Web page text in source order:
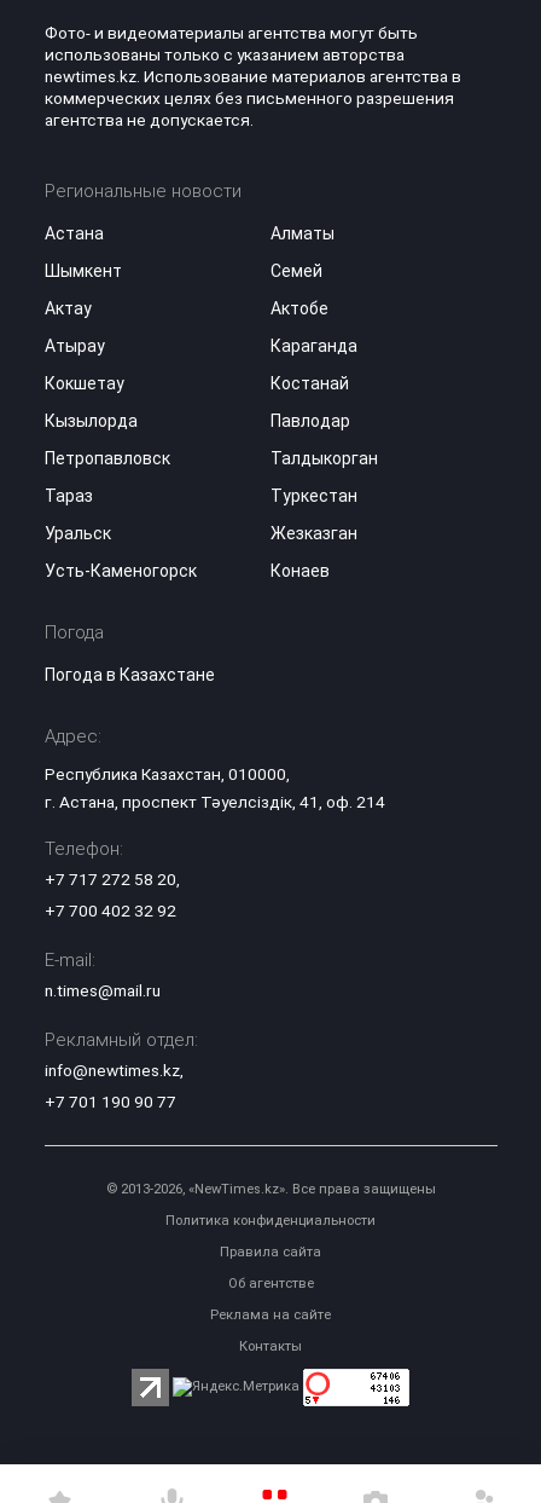
Фото- и видеоматериалы агентства могут быть
использованы только с указанием авторства
newtimes.kz. Использование материалов агентства в
коммерческих целях без письменного разрешения
агентства не допускается.
Региональные новости
Астана
Алматы
Шымкент
Семей
Актау
Актобе
Атырау
Караганда
Кокшетау
Костанай
Кызылорда
Павлодар
Петропавловск
Талдыкорган
Тараз
Туркестан
Уральск
Жезказган
Усть-Каменогорск
Конаев
Погода
Погода в Казахстане
Адрес:
Республика Казахстан, 010000,
г. Астана, проспект Тәуелсіздік, 41, оф. 214
Телефон:
+7 717 272 58 20
+7 700 402 32 92
E-mail:
n.times@mail.ru
Рекламный отдел:
info@newtimes.kz,
+7 701 190 90 77
© 2013-2026, «NewTimes.kz». Все права защищены
Политика конфиденциальности
Правила сайта
Об агентстве
Реклама на сайте
Контакты